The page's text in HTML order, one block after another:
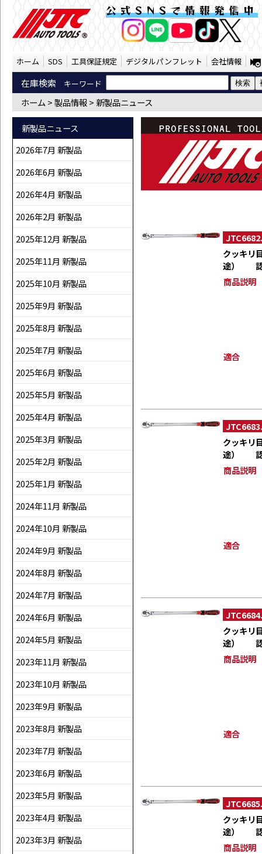
新製品ニュース（SST） | JTC
公式SNSで情報発信中
ホーム SDS 工具保証規定 デジタルパンフレット 会社情報
在庫検索 キーワード
ホーム >製品情報> 新製品ニュース
新製品ニュース
2026年7月 新製品
2026年6月 新製品
2026年4月 新製品
2026年2月 新製品
2025年12月 新製品
2025年11月 新製品
2025年10月 新製品
2025年9月 新製品
2025年8月 新製品
2025年7月 新製品
2025年6月 新製品
2025年5月 新製品
2025年4月 新製品
2025年3月 新製品
2025年2月 新製品
2025年1月 新製品
2024年11月 新製品
2024年10月 新製品
2024年9月 新製品
2024年8月 新製品
2024年7月 新製品
2024年6月 新製品
2024年5月 新製品
2023年11月 新製品
2023年10月 新製品
2023年9月 新製品
2023年8月 新製品
2023年7月 新製品
2023年6月 新製品
2023年5月 新製品
2023年4月 新製品
2023年3月 新製品
クッキリ
途） 認
商品説明
適合
クッキリ
途） 認
商品説明
適合
クッキリ
途） 認
商品説明
適合
クッキリ
途） 認
商品説明
AI商品コンシェルジ
オンライン